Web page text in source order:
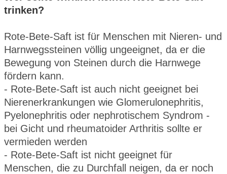
trinken?
Rote-Bete-Saft ist für Menschen mit Nieren- und
Harnwegssteinen völlig ungeeignet, da er die
Bewegung von Steinen durch die Harnwege
fördern kann.
- Rote-Bete-Saft ist auch nicht geeignet bei
Nierenerkrankungen wie Glomerulonephritis,
Pyelonephritis oder nephrotischem Syndrom -
bei Gicht und rheumatoider Arthritis sollte er
vermieden werden
- Rote-Bete-Saft ist nicht geeignet für
Menschen, die zu Durchfall neigen, da er noch